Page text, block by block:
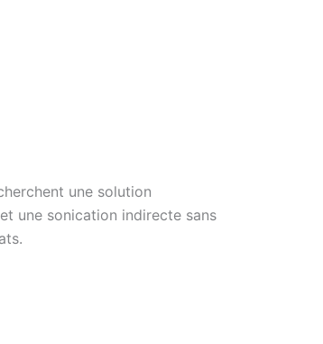
une solution
une sonication indirecte sans